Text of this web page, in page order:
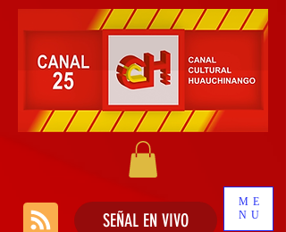
ME
NU
SEÑAL EN VIVO